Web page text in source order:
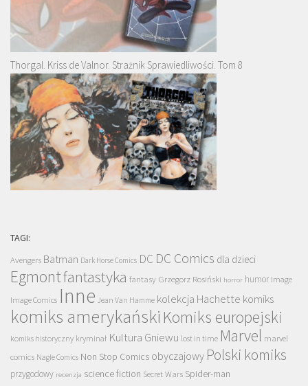
Thorgal. Kriss de Valnor. Strażnik Sprawiedliwości. Tom 8
TAGI:
Avengers Batman Dark Horse Comics DC DC Comics dla dzieci
Egmontfantastyka fantasy Grzegorz Rosiński horror humor Image
Image Comics Inne Jean Van Hamme kolekcja Hachette komiks
komiks amerykański Komiks europejski
komiks historyczny kryminał Kultura Gniewu lost in time Marvel marvel
comics Nagle Comics Non Stop Comics obyczajowy Polski komiks
przygodowy recenzja science fiction Secret Wars Spider-man